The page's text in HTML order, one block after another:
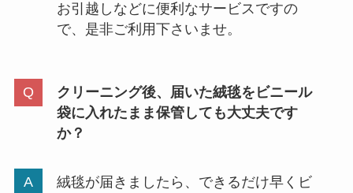
お引越しなどに便利なサービスですの
で、是非ご利用下さいませ。
クリーニング後、届いた絨毯をビニール
袋に入れたまま保管しても大丈夫です
か？
絨毯が届きましたら、できるだけ早くビ